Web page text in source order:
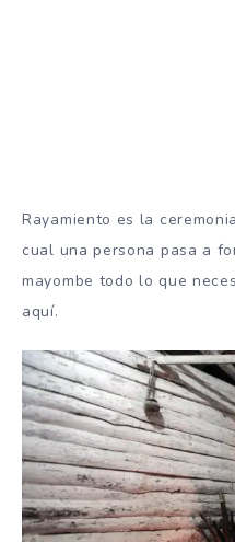
Rayamiento es la
cual una persona pasa a
mayombe todo lo que
aquí.